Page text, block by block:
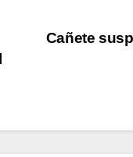
Cañete